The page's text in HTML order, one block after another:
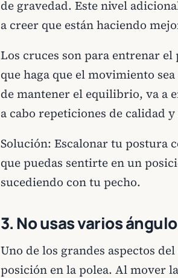
de gravedad. Este nivel
a creer que están haciendo
Los cruces son para entrenar
que haga que el movimiento
de mantener el equilibrio, va a
a cabo repeticiones de calidad
Solución: Escalonar tu postura
que puedas sentirte en un
sucediendo con tu pecho.
3. No usas varios
Uno de los grandes aspectos
posición en la polea. Al mover